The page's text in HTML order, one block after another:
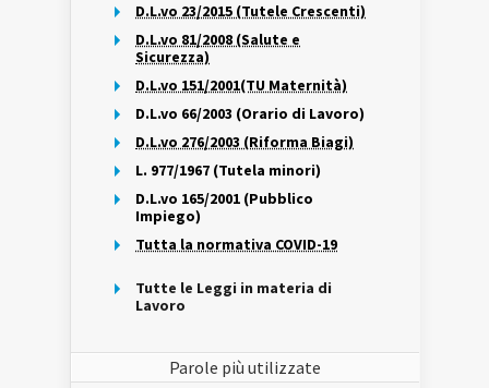
D.L.vo 23/2015 (Tutele Crescenti)
D.L.vo 81/2008 (Salute e
Sicurezza)
D.L.vo 151/2001(TU Maternità)
D.L.vo 66/2003 (Orario di Lavoro)
D.L.vo 276/2003 (Riforma Biagi)
L. 977/1967 (Tutela minori)
D.L.vo 165/2001 (Pubblico
Impiego)
Tutta la normativa COVID-19
Tutte le Leggi in materia di
Lavoro
Parole più utilizzate